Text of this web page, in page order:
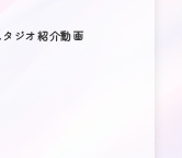
ジオ紹介動画